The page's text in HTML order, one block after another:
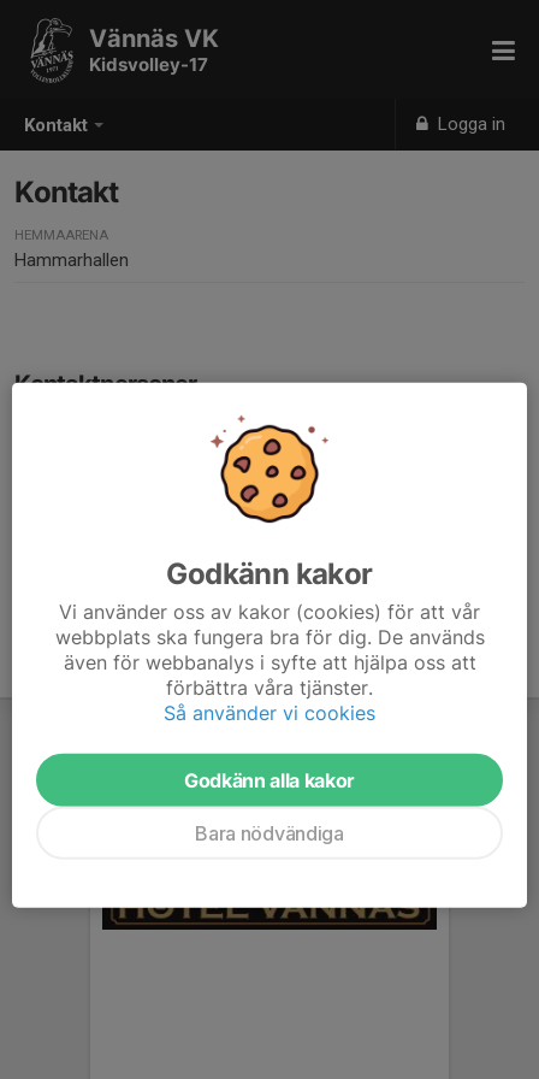
Kontakt Logga in
Vännäs VK
Kidsvolley-17
Kontakt
HEMMAARENA
Hammarhallen
Kontaktpersoner
Kontaktperson och ledare
johannabjork1@live.se
Godkänn kakor
Vi använder oss av kakor (cookies) för att vår
webbplats ska fungera bra för dig. De används
även för webbanalys i syfte att hjälpa oss att
förbättra våra tjänster.
Så använder vi cookies
Godkänn alla kakor
Bara nödvändiga